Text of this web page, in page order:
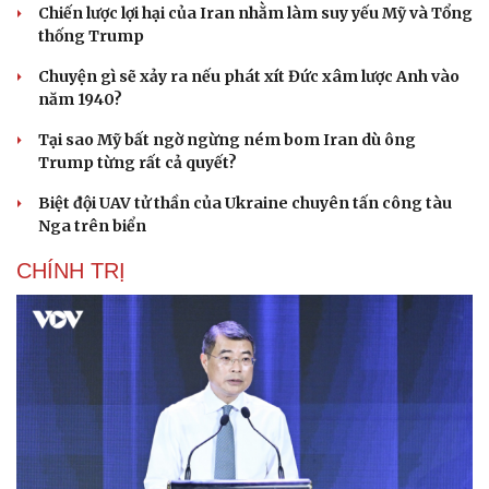
Chiến lược lợi hại của Iran nhằm làm suy yếu Mỹ và Tổng
thống Trump
Chuyện gì sẽ xảy ra nếu phát xít Đức xâm lược Anh vào
năm 1940?
Tại sao Mỹ bất ngờ ngừng ném bom Iran dù ông
Trump từng rất cả quyết?
Biệt đội UAV tử thần của Ukraine chuyên tấn công tàu
Nga trên biển
CHÍNH TRỊ